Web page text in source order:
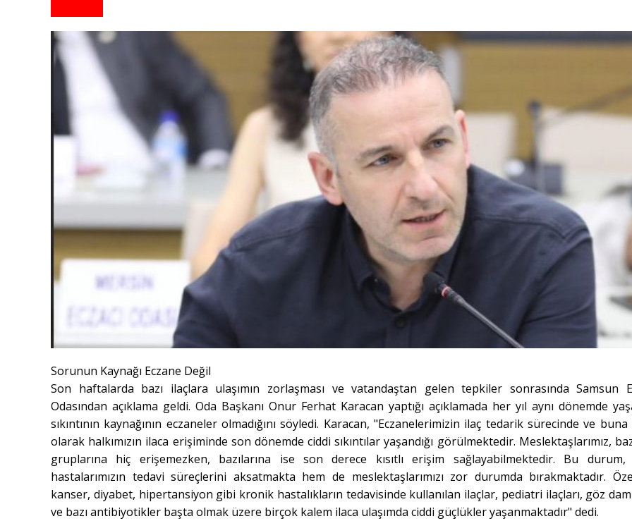
Sorunun Kaynağı Eczane Değil
Son haftalarda bazı ilaçlara ulaşımın zorlaşması ve vatandaştan gelen tepkiler sonrasında Samsun
Odasından açıklama geldi. Oda Başkanı Onur Ferhat Karacan yaptığı açıklamada her yıl aynı dönemde
sıkıntının kaynağının eczaneler olmadığını söyledi. Karacan, "Eczanelerimizin ilaç tedarik sürecinde ve buna
olarak halkımızın ilaca erişiminde son dönemde ciddi sıkıntılar yaşandığı görülmektedir. Meslektaşlarımız,
gruplarına hiç erişemezken, bazılarına ise son derece kısıtlı erişim sağlayabilmektedir. Bu durum,
hastalarımızın tedavi süreçlerini aksatmakta hem de meslektaşlarımızı zor durumda bırakmaktadır.
kanser, diyabet, hipertansiyon gibi kronik hastalıkların tedavisinde kullanılan ilaçlar, pediatri ilaçları, göz
ve bazı antibiyotikler başta olmak üzere birçok kalem ilaca ulaşımda ciddi güçlükler yaşanmaktadır" dedi.